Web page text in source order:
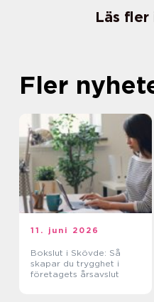
Läs fler
Fler
11. juni 2026
Bokslut i Skövde: Så
skapar du trygghet i
företagets årsavslut